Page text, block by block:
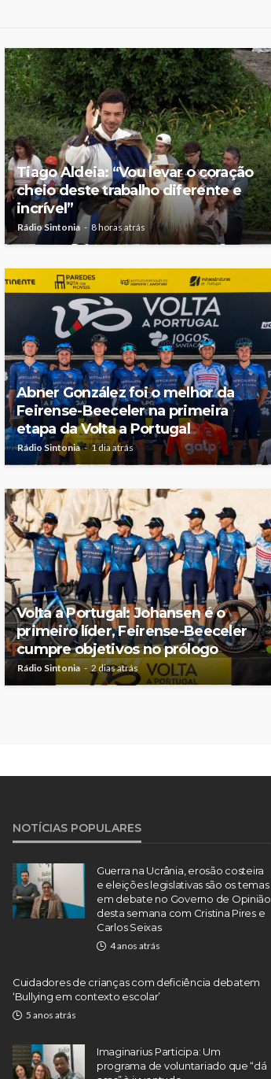
Tiago Aldeia: “Vou levar o coração
cheio deste trabalho diferente e
incrível”
Rádio Sintonia 8 horas atrás
Abner González foi o melhor da
Feirense-Beeceler na primeira
etapa da Volta a Portugal
Rádio Sintonia 1 dia atrás
Volta a Portugal: Johansen é o
primeiro líder, Feirense-Beeceler
cumpre objetivos no prólogo
Rádio Sintonia 2 dias atrás
NOTÍCIAS POPULARES
Guerra na Ucrânia, erosão costeira
e eleições legislativas são os temas
em debate no Governo de Opinião
desta semana com Cristina Pires e
Carlos Seixas
4 anos atrás
Cuidadores de crianças com deficiência debatem
‘Bullying em contexto escolar’
5 anos atrás
Imaginarius Participa: Um
programa de voluntariado que “dá